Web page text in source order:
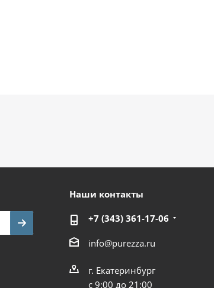
Наши контакты
+7 (343) 361-17-06
info@purezza.ru
г. Екатеринбург
с 9:00 до 21:00